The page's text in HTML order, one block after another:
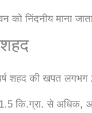
निंदनीय माना
शहद की खपत
कि.ग्रा. से अधिक,